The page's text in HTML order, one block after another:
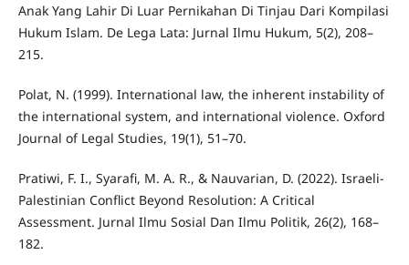
Anak Yang Lahir Di Luar Pernikahan Di Tinjau Dari Kompilasi
Hukum Islam. De Lega Lata: Jurnal Ilmu Hukum, 5(2), 208–
215.
Polat, N. (1999). International law, the inherent instability of
the international system, and international violence. Oxford
Journal of Legal Studies, 19(1), 51–70.
Pratiwi, F. I., Syarafi, M. A. R., & Nauvarian, D. (2022). Israeli-
Palestinian Conflict Beyond Resolution: A Critical
Assessment. Jurnal Ilmu Sosial Dan Ilmu Politik, 26(2), 168–
182.